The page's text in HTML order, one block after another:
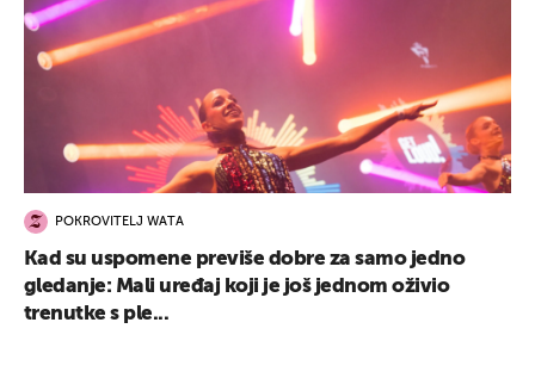
POKROVITELJ WATA
Kad su uspomene previše dobre za samo jedno
gledanje: Mali uređaj koji je još jednom oživio
trenutke s ple...